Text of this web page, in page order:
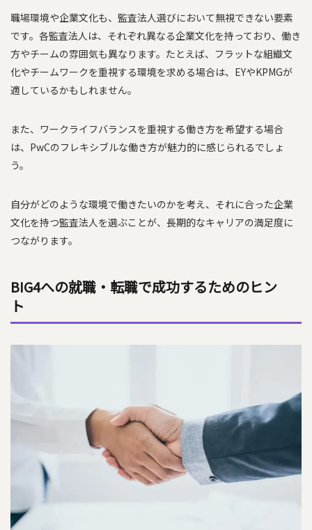
職場環境や企業文化も、監査法人選びにおいて無視できない要素
です。各監査法人は、それぞれ異なる企業文化を持っており、働き
方やチームの雰囲気も異なります。たとえば、フラットな組織文
化やチームワークを重視する環境を求める場合は、EYやKPMGが
適しているかもしれません。
また、ワークライフバランスを重視する働き方を希望する場合
は、PwCのフレキシブルな働き方が魅力的に感じられるでしょ
う。
自分がどのような環境で働きたいのかを考え、それに合った企業
文化を持つ監査法人を選ぶことが、長期的なキャリアの満足度に
つながります。
BIG4への就職・転職で成功するためのヒン
ト